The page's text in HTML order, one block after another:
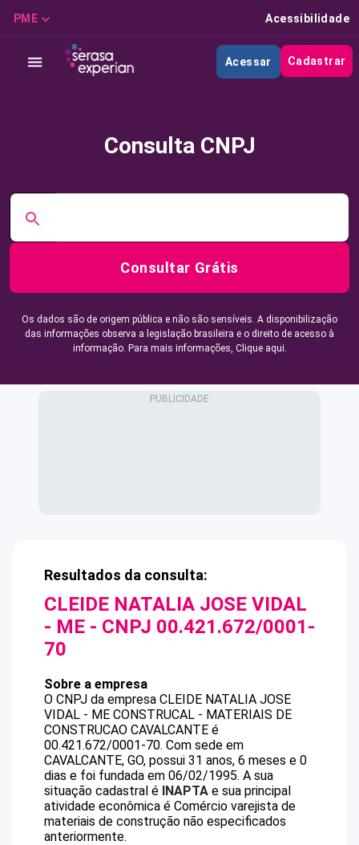
PME Acessibilidade
Acessar Cadastrar
Consulta CNPJ
Consultar Grátis
Os dados são de origem pública e não são sensíveis. A disponibilização
das informações observa a legislação brasileira e o direito de acesso à
informação. Para mais informações, Clique aqui.
Resultados da consulta:
CLEIDE NATALIA JOSE VIDAL
- ME - CNPJ 00.421.672/0001-
70
Sobre a empresa
O CNPJ da empresa CLEIDE NATALIA JOSE
VIDAL - ME CONSTRUCAL - MATERIAIS DE
CONSTRUCAO CAVALCANTE é
00.421.672/0001-70. Com sede em
CAVALCANTE, GO, possui 31 anos, 6 meses e 0
dias e foi fundada em 06/02/1995. A sua
situação cadastral é INAPTA e sua principal
atividade econômica é Comércio varejista de
materiais de construção não especificados
anteriormente.